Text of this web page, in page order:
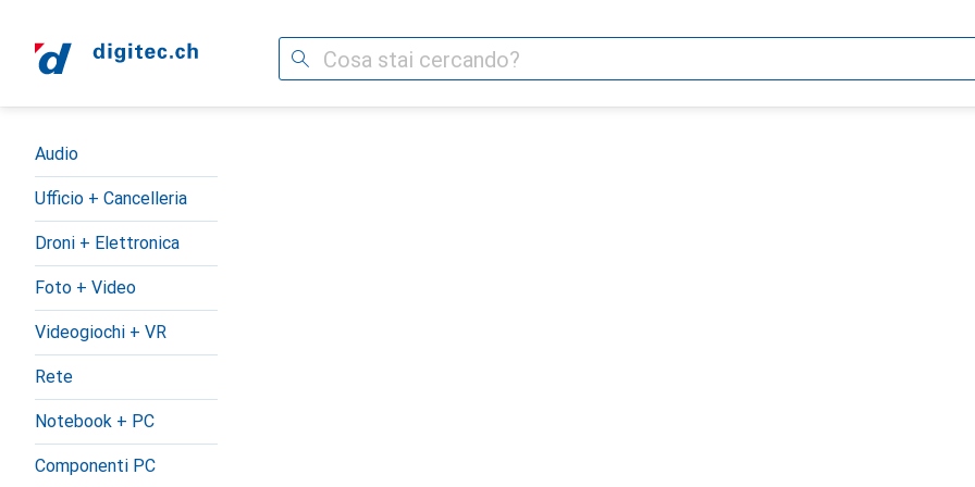
Cerca
Categoria Navigazione
Audio
Ufficio + Cancelleria
Droni + Elettronica
Foto + Video
Videogiochi + VR
Rete
Notebook + PC
Componenti PC